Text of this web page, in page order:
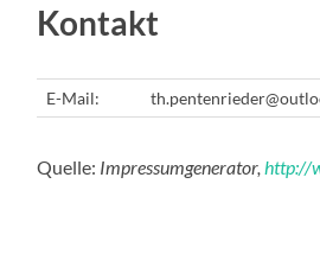
Kontakt
E-Mail:
Quelle: Impressumgenerator, http://